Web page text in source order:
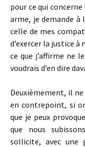
pour ce qui
arme, je demande à
celle de mes
d’exercer la justice
ce que j’affirme ne
voudrais d’en dire
Deuxièmement, il
en contrepoint, si
que je peux
que nous
sollicite, avec une